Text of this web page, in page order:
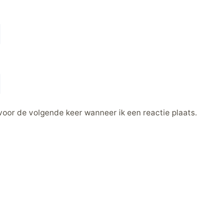
de volgende keer wanneer ik een reactie plaats.